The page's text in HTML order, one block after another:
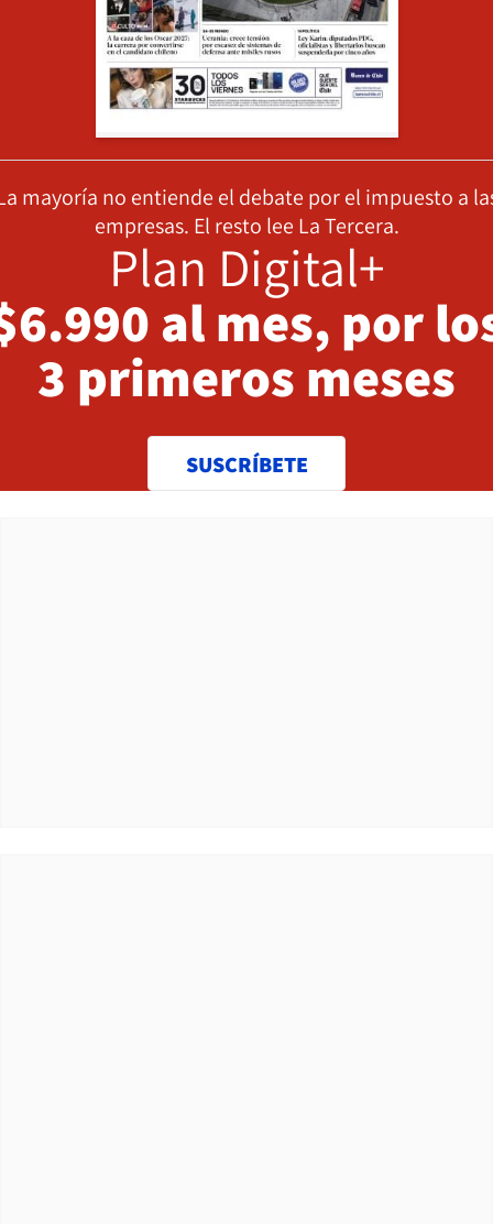
mayoría no entiende el debate por el impuesto a
empresas. El resto lee La Tercera.
Plan Digital+
al mes, por
3 primeros meses
SUSCRÍBETE